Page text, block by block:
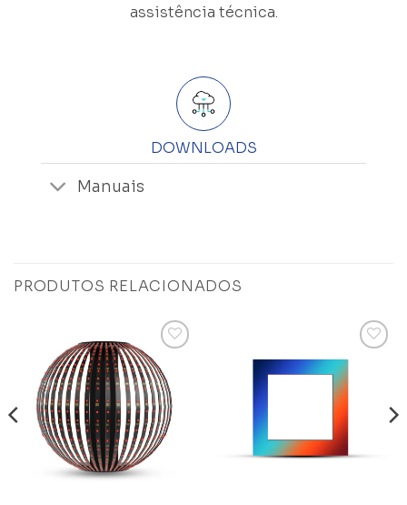
assistência técnica.
DOWNLOADS
Manuais
PRODUTOS RELACIONADOS
Add to
wishlist
Add to
wishlist